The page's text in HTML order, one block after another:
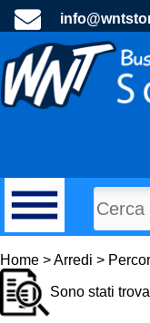
PROGETTI E
Home > Arredi >
Sono stati